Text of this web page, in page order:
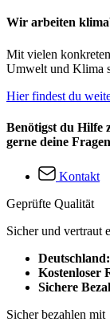
Wir arbeiten
Mit vielen
Umwelt und Klima
Hier findest du
Benötigst du Hilfe
gerne deine
Kontakt
Geprüfte Qualität
Sicher und vertraut
Kostenloser
Sichere
Sicher bezahlen mit